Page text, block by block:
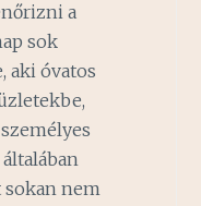
a
sok
aki óvatos
sokan nem